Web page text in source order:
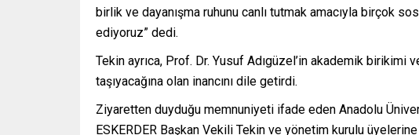
birlik ve dayanışma ruhunu canlı tutmak amacıyla birçok
ediyoruz” dedi.
Tekin ayrıca, Prof. Dr. Yusuf Adıgüzel’in akademik
taşıyacağına olan inancını dile getirdi.
Ziyaretten duyduğu memnuniyeti ifade eden Anadolu
ESKERDER Başkan Vekili Tekin ve yönetim kurulu